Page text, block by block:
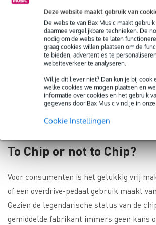
Deze website maakt gebruik van
De website van Bax Music maakt
daarmee vergelijkbare technieken. De
nodig om de website te laten
graag cookies willen plaatsen om de
te bieden, advertenties te
websiteverkeer te analyseren.
Wil je dit liever niet? Dan kun je bij
welke cookies we mogen plaatsen en
informatie over cookies en het gebruik
gegevens door Bax Music vind je in onze
Cookie Instellingen
Double Trouble
4558 chip voor de prijs van één.
To Chip or not to Chip?
Voor consumenten is het gelukkig vrij
of een overdrive-pedaal gebruik maakt
Gezien de legendarische status van de
gemiddelde fabrikant immers geen kans